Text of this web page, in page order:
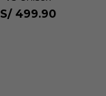
S/ 499.90